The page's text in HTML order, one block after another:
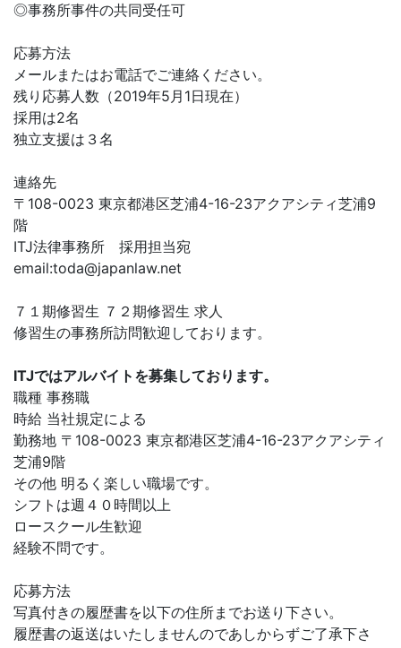
◎事務所事件の共同受任可
応募方法
メールまたはお電話でご連絡ください。
残り応募人数（2019年5月1日現在）
採用は2名
独立支援は３名
連絡先
〒108-0023 東京都港区芝浦4-16-23アクアシティ芝浦9
階
ITJ法律事務所 採用担当宛
email:toda@japanlaw.net
７１期修習生 ７２期修習生 求人
修習生の事務所訪問歓迎しております。
ITJではアルバイトを募集しております。
職種 事務職
時給 当社規定による
勤務地 〒108-0023 東京都港区芝浦4-16-23アクアシティ
芝浦9階
その他 明るく楽しい職場です。
シフトは週４０時間以上
ロースクール生歓迎
経験不問です。
応募方法
写真付きの履歴書を以下の住所までお送り下さい。
履歴書の返送はいたしませんのであしからずご了承下さ